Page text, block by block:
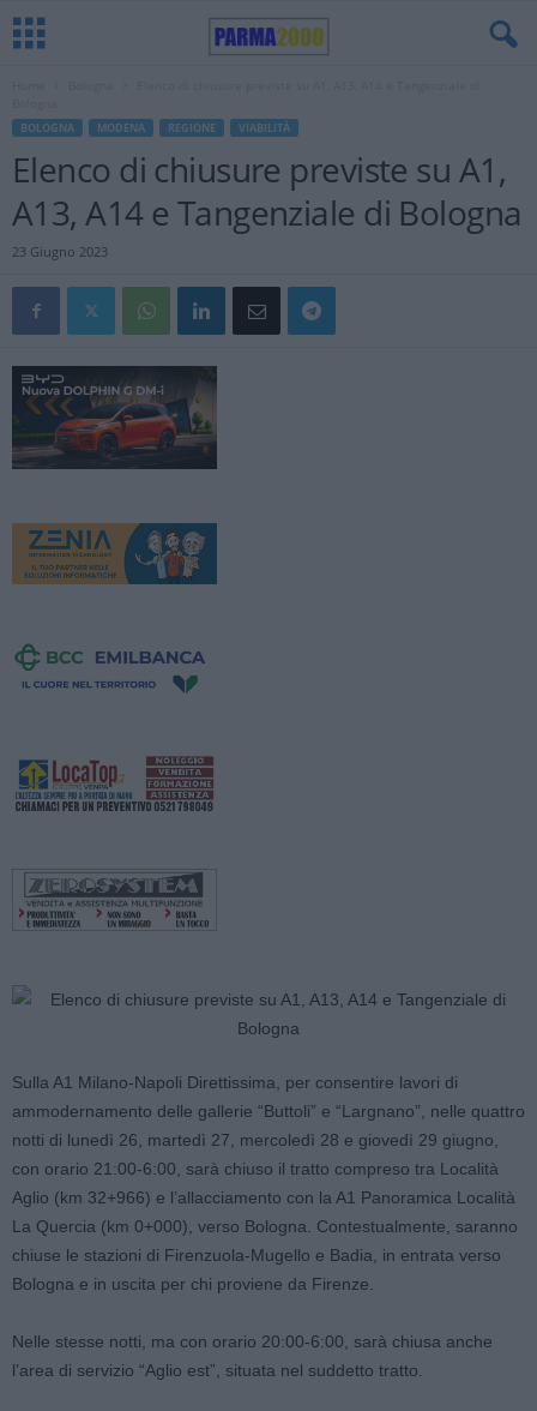
BOLOGNA MODENA REGIONE VIABILITÀ
Elenco di chiusure previste su A1,
A13, A14 e Tangenziale di Bologna
23 Giugno 2023
Sulla A1 Milano-Napoli Direttissima, per consentire lavori di
ammodernamento delle gallerie “Buttoli” e “Largnano”, nelle quattro
notti di lunedì 26, martedì 27, mercoledì 28 e giovedì 29 giugno,
con orario 21:00-6:00, sarà chiuso il tratto compreso tra Località
Aglio (km 32+966) e l’allacciamento con la A1 Panoramica Località
La Quercia (km 0+000), verso Bologna. Contestualmente, saranno
chiuse le stazioni di Firenzuola-Mugello e Badia, in entrata verso
Bologna e in uscita per chi proviene da Firenze.
Nelle stesse notti, ma con orario 20:00-6:00, sarà chiusa anche
l’area di servizio “Aglio est”, situata nel suddetto tratto.